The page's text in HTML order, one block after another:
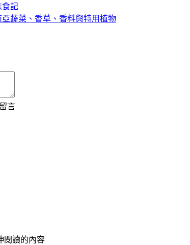
食記
亞蔬菜、香草、香料與特用植物
言
閱讀的內容